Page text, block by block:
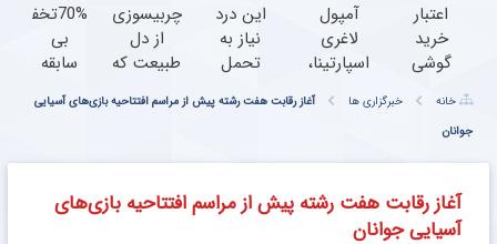
اعتبار
خرید
گوشی
همین
حالا
درخواست
اعتبار بده
آمپول
لاغری
اسپارتینا،
ا میلیون
تومان
همه‌جا!
این درد
نیاز به
تحمل
زانو درد
چربیسوزی
از دل
طبیعت که
اندامت
نصف
و لاغر شو
70%تخفیف
بی
سابقه
برای
سفارش
گیاهی
خانه خبرگزاری ها
آغاز رقابت هفت رشته پیش از مراسم افتتاحیه بازی‌های آسیایی
جوانان
آغاز رقابت هفت رشته پیش از مراسم افتتاحیه بازی‌های
آسیایی جوانان